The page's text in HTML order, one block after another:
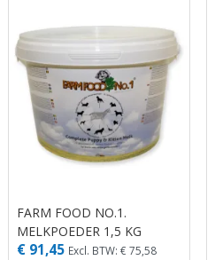
FARM FOOD NO.1.
MELKPOEDER 1,5 KG
€ 91,45 Excl. BTW: € 75,58